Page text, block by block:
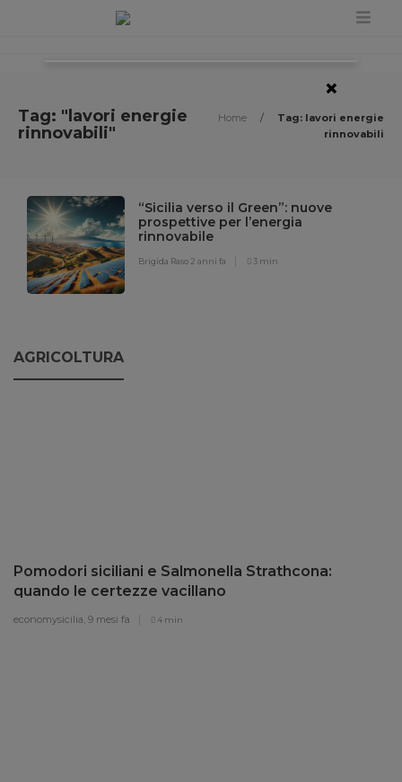
Tag: "lavori energie
rinnovabili"
Home /
Tag: lavori energie
rinnovabili
“Sicilia verso il Green”: nuove
prospettive per l’energia
rinnovabile
Brigida Raso 2 anni fa 3 min
AGRICOLTURA
Pomodori siciliani e Salmonella Strathcona:
quando le certezze vacillano
economysicilia, 9 mesi fa 4 min
×